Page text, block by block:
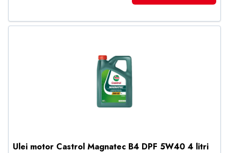
Ulei motor Castrol Magnatec B4 DPF 5W40 4 litri